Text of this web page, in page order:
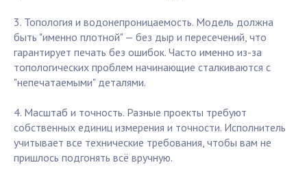
3. Топология и водонепроницаемость. Модель должна
быть "именно плотной" — без дыр и пересечений, что
гарантирует печать без ошибок. Часто именно из-за
топологических проблем начинающие сталкиваются с
"непечатаемыми" деталями.
4. Масштаб и точность. Разные проекты требуют
собственных единиц измерения и точности. Исполнитель
учитывает все технические требования, чтобы вам не
пришлось подгонять всё вручную.